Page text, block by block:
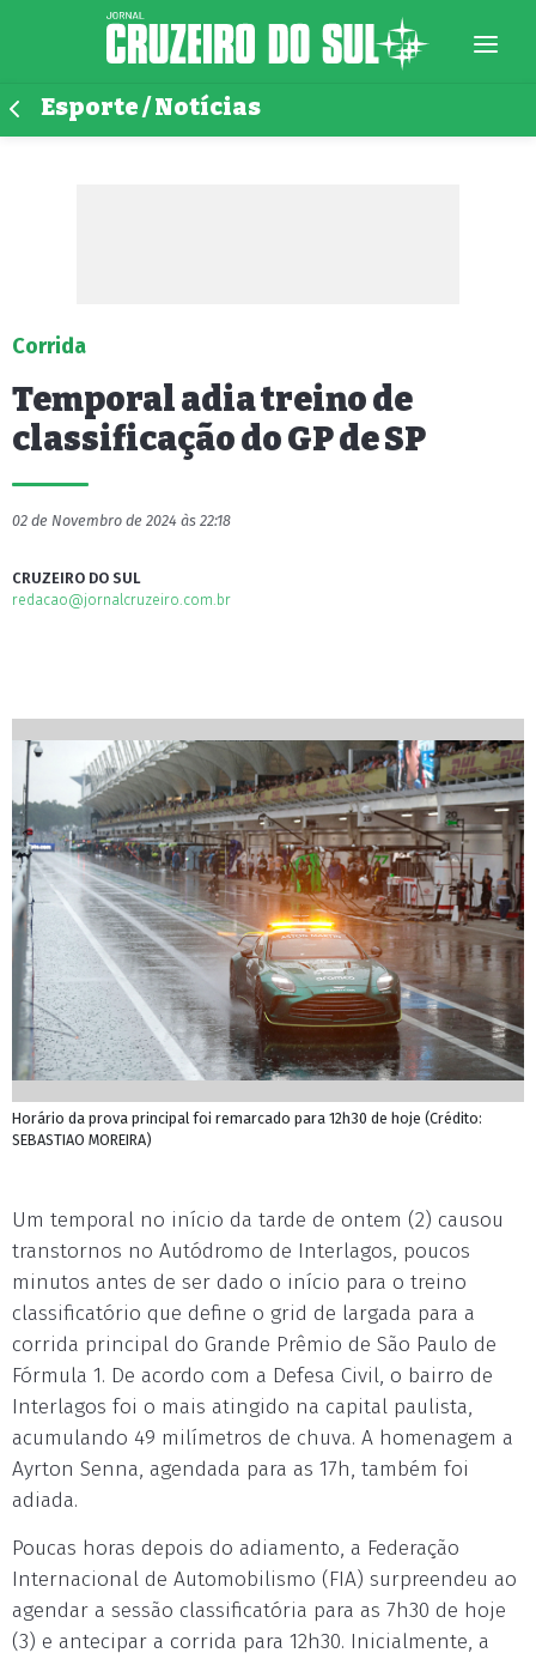
Esporte / Notícias
Corrida
Temporal adia treino de
classificação do GP de SP
02 de Novembro de 2024 às 22:18
CRUZEIRO DO SUL
redacao@jornalcruzeiro.com.br
Horário da prova principal foi remarcado para 12h30 de hoje (Crédito:
SEBASTIAO MOREIRA)
Um temporal no início da tarde de ontem (2) causou
transtornos no Autódromo de Interlagos, poucos
minutos antes de ser dado o início para o treino
classificatório que define o grid de largada para a
corrida principal do Grande Prêmio de São Paulo de
Fórmula 1. De acordo com a Defesa Civil, o bairro de
Interlagos foi o mais atingido na capital paulista,
acumulando 49 milímetros de chuva. A homenagem a
Ayrton Senna, agendada para as 17h, também foi
adiada.
Poucas horas depois do adiamento, a Federação
Internacional de Automobilismo (FIA) surpreendeu ao
agendar a sessão classificatória para as 7h30 de hoje
(3) e antecipar a corrida para 12h30. Inicialmente, a